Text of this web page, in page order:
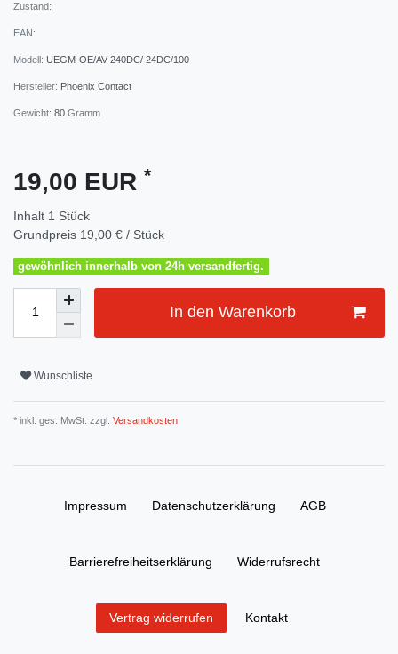
Zustand:
EAN:
Modell: UEGM-OE/AV-240DC/ 24DC/100
Hersteller: Phoenix Contact
Gewicht: 80 Gramm
19,00 EUR *
Inhalt 1 Stück
Grundpreis 19,00 € / Stück
gewöhnlich innerhalb von 24h versandfertig.
In den Warenkorb
Wunschliste
* inkl. ges. MwSt. zzgl. Versandkosten
Impressum Daten­schutz­erklärung AGB
Barrierefreiheitserklärung Widerrufs­recht
Vertrag widerrufen Kontakt